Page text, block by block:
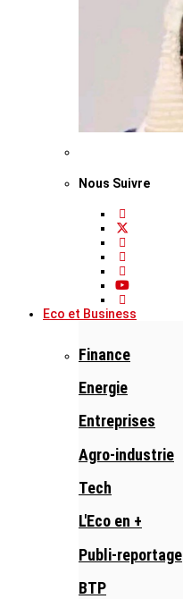
Nous Suivre
Eco et Business
Finance
Energie
Entreprises
Agro-industrie
Tech
L'Eco en +
Publi-reportage
BTP